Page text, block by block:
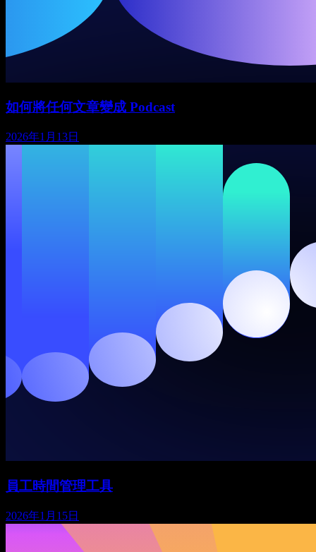
如何將任何文章變成 Podcast
2026年1月13日
員工時間管理工具
2026年1月15日